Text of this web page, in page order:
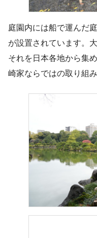
庭園内には船で運んだ
が設置されています。
それを日本各地から集
崎家ならではの取り組